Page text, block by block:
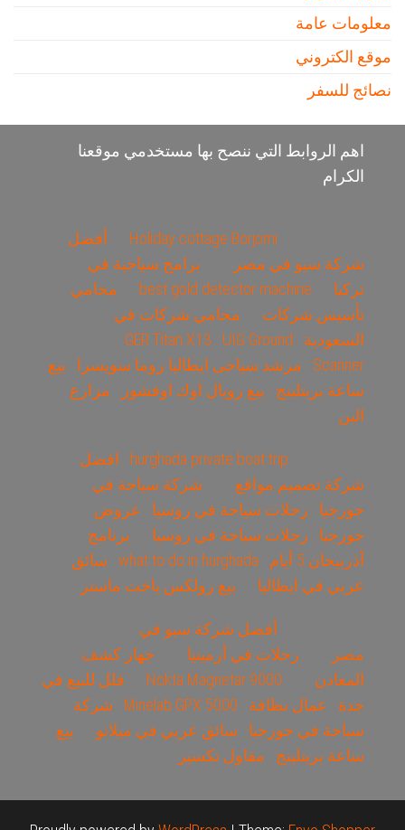
معلومات عامة
موقع الكتروني
نصائج للسفر
اهم الروابط التي ننصح بها مستخدمي موقعنا
الكرام
Holiday cottage Borjomi
أفضل
شركة سيو في مصر
برامج سياحية في
تركيا
best gold detector machine
محامي
تأسيس شركات
محامي شركات في
السعودية
GER Titan X13
UIG Ground
Scanner
مرشد سياحى ايطاليا روما سويسرا
بيع
ساعة بريتلينج
بيع رويال اوك اوفشور
مزارع
البن
hurghada private boat trip
افضل
شركة تصميم مواقع
شركة سياحة في
جورجيا
رحلات سياحة في روسيا
عروض
جورجيا
رحلات سياحة في روسيا
برنامج
أذربيجان 5 أيام
what to do in hurghada
سائق
عربي في ايطاليا
بيع رولكس ياخت ماستر
أفضل شركة سيو في
مصر
رحلات في أرمينيا
جهاز كشف
المعادن
Nokta Magnetar 9000
فلل للبيع في
جدة
عمال نظافة Minelab GPX 5000
شركة
سياحة في جورجيا
سائق عربي في ميلانو
بيع
ساعة بريتلينج
مقاول تكسير